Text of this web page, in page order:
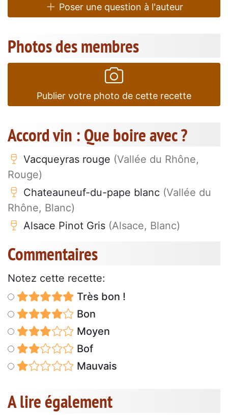
Poser une question à l'auteur
Photos des membres
Publier votre photo de cette recette
Accord vin : Que boire avec ?
Vacqueyras rouge (Vallée du Rhône,
Rouge)
Chateauneuf-du-pape blanc (Vallée du
Rhône, Blanc)
Alsace Pinot Gris (Alsace, Blanc)
Commentaires
Notez cette recette:
Très bon !
Bon
Moyen
Bof
Mauvais
A lire également